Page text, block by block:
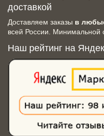
доставкой
Доставляем заказы в
всей России. Минимальной
Наш рейтинг на